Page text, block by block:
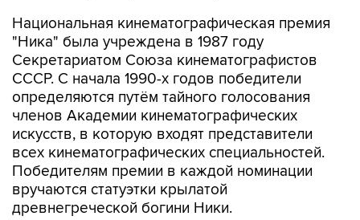
Национальная кинематографическая премия
"Ника" была учреждена в 1987 году
Секретариатом Союза кинематографистов
СССР. С начала 1990-х годов победители
определяются путём тайного голосования
членов Академии кинематографических
искусств, в которую входят представители
всех кинематографических специальностей.
Победителям премии в каждой номинации
вручаются статуэтки крылатой
древнегреческой богини Ники.